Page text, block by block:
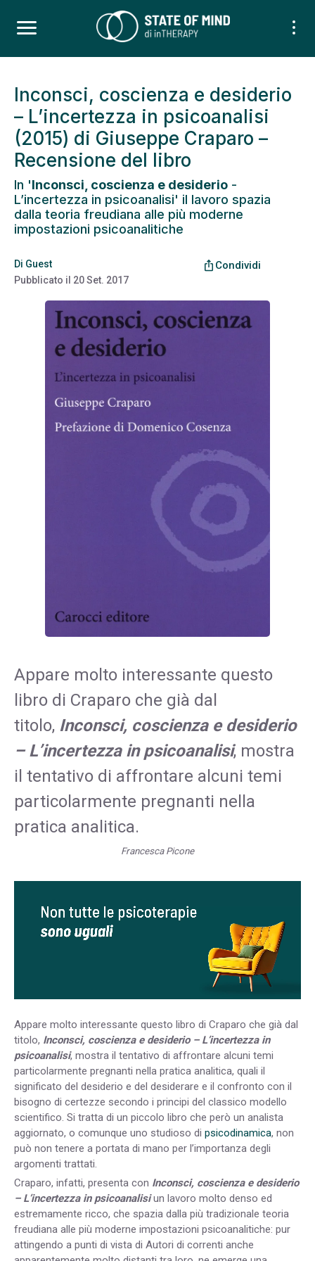
Inconsci, coscienza e desiderio
– L’incertezza in psicoanalisi
(2015) di Giuseppe Craparo –
Recensione del libro
In 'Inconsci, coscienza e desiderio -
L’incertezza in psicoanalisi' il lavoro spazia
dalla teoria freudiana alle più moderne
impostazioni psicoanalitiche
Di Guest
Pubblicato il 20 Set. 2017
ios_share Condividi
Appare molto interessante questo
libro di Craparo che già dal
titolo, Inconsci, coscienza e desiderio
– L’incertezza in psicoanalisi, mostra
il tentativo di affrontare alcuni temi
particolarmente pregnanti nella
pratica analitica.
Francesca Picone
Appare molto interessante questo libro di Craparo che già dal
titolo, Inconsci, coscienza e desiderio – L’incertezza in
psicoanalisi, mostra il tentativo di affrontare alcuni temi
particolarmente pregnanti nella pratica analitica, quali il
significato del desiderio e del desiderare e il confronto con il
bisogno di certezze secondo i principi del classico modello
scientifico. Si tratta di un piccolo libro che però un analista
aggiornato, o comunque uno studioso di psicodinamica, non
può non tenere a portata di mano per l’importanza degli
argomenti trattati.
Craparo, infatti, presenta con Inconsci, coscienza e desiderio
– L’incertezza in psicoanalisiun lavoro molto denso ed
estremamente ricco, che spazia dalla più tradizionale teoria
freudiana alle più moderne impostazioni psicoanalitiche: pur
attingendo a punti di vista di Autori di correnti anche